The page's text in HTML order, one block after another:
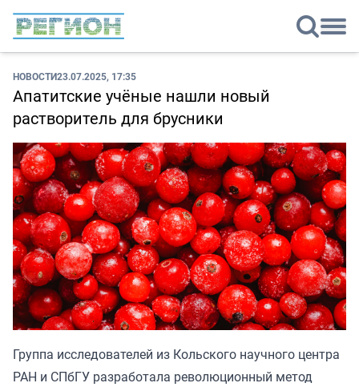
НОВОСТИ23.07.2025, 17:35
Апатитские учёные нашли новый
растворитель для брусники
Группа исследователей из Кольского научного центра
РАН и СПбГУ разработала революционный метод